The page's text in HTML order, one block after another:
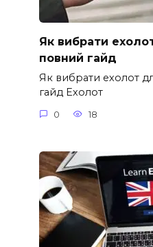
Як вибрати
повний гайд
Як вибрати ехолот
гайд Ехолот
0 18